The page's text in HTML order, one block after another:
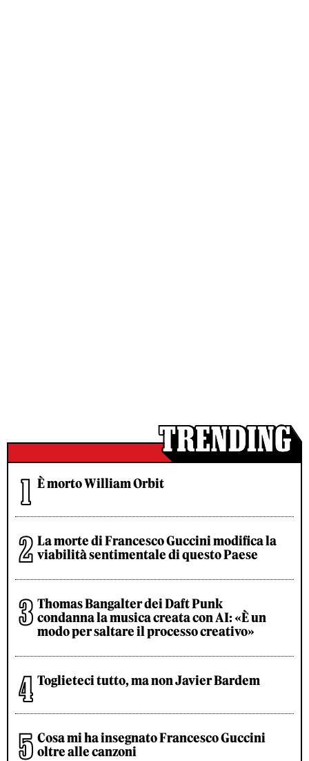
È morto William Orbit
La morte di Francesco Guccini modifica la
viabilità sentimentale di questo Paese
Thomas Bangalter dei Daft Punk
condanna la musica creata con AI: «È un
modo per saltare il processo creativo»
Toglieteci tutto, ma non Javier Bardem
Cosa mi ha insegnato Francesco Guccini
oltre alle canzoni